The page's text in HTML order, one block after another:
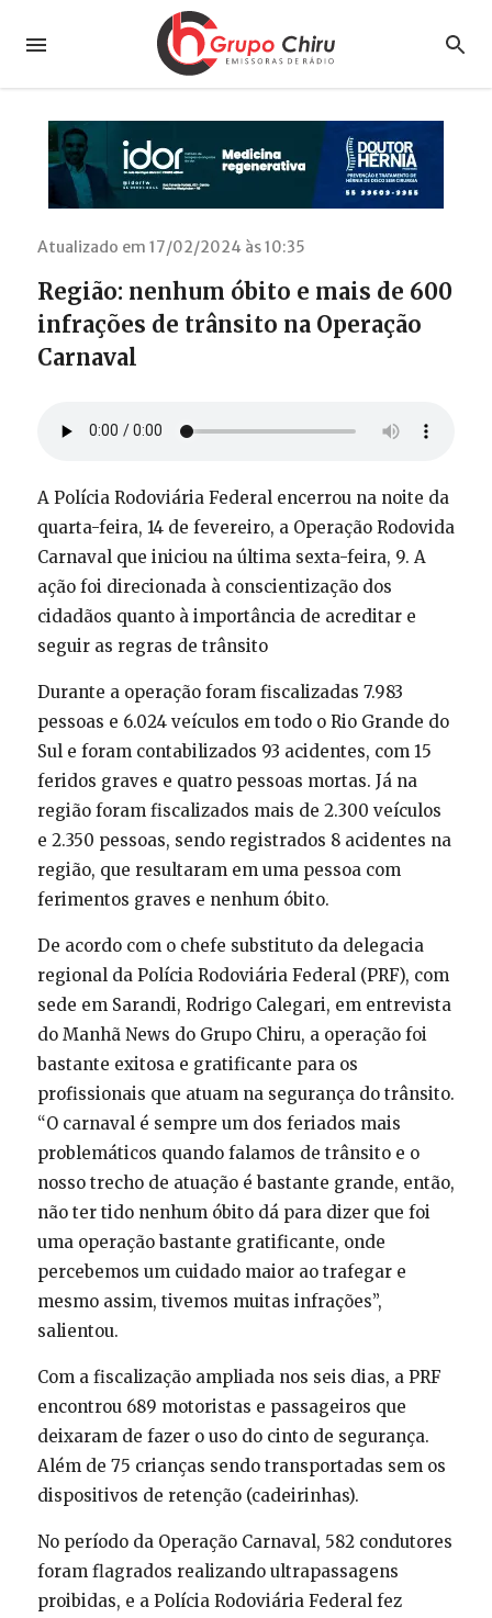
Atualizado em 17/02/2024 às 10:35
Região: nenhum óbito e mais de 600
infrações de trânsito na Operação
Carnaval
A Polícia Rodoviária Federal encerrou na noite da
quarta-feira, 14 de fevereiro, a Operação Rodovida
Carnaval que iniciou na última sexta-feira, 9. A
ação foi direcionada à conscientização dos
cidadãos quanto à importância de acreditar e
seguir as regras de trânsito
Durante a operação foram fiscalizadas 7.983
pessoas e 6.024 veículos em todo o Rio Grande do
Sul e foram contabilizados 93 acidentes, com 15
feridos graves e quatro pessoas mortas. Já na
região foram fiscalizados mais de 2.300 veículos
e 2.350 pessoas, sendo registrados 8 acidentes na
região, que resultaram em uma pessoa com
ferimentos graves e nenhum óbito.
De acordo com o chefe substituto da delegacia
regional da Polícia Rodoviária Federal (PRF), com
sede em Sarandi, Rodrigo Calegari, em entrevista
do Manhã News do Grupo Chiru, a operação foi
bastante exitosa e gratificante para os
profissionais que atuam na segurança do trânsito.
“O carnaval é sempre um dos feriados mais
problemáticos quando falamos de trânsito e o
nosso trecho de atuação é bastante grande, então,
não ter tido nenhum óbito dá para dizer que foi
uma operação bastante gratificante, onde
percebemos um cuidado maior ao trafegar e
mesmo assim, tivemos muitas infrações”,
salientou.
Com a fiscalização ampliada nos seis dias, a PRF
encontrou 689 motoristas e passageiros que
deixaram de fazer o uso do cinto de segurança.
Além de 75 crianças sendo transportadas sem os
dispositivos de retenção (cadeirinhas).
No período da Operação Carnaval, 582 condutores
foram flagrados realizando ultrapassagens
proibidas, e a Polícia Rodoviária Federal fez